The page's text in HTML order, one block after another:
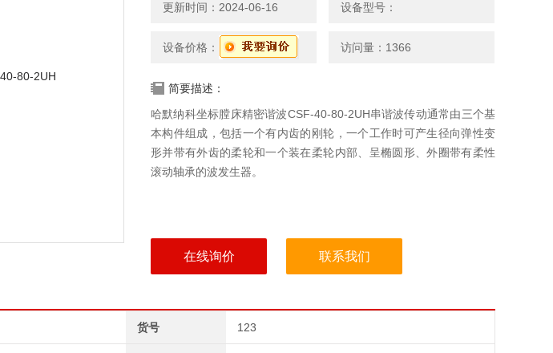
更新时间：2024-06-16 设备型号：
设备价格： 访问量：1366
简要描述：
哈默纳科坐标膛床精密谐波CSF-40-80-2UH串谐波传动通常由三个基
本构件组成，包括一个有内齿的刚轮，一个工作时可产生径向弹性变
形并带有外齿的柔轮和一个装在柔轮内部、呈椭圆形、外圈带有柔性
滚动轴承的波发生器。
在线询价 联系我们
货号 123